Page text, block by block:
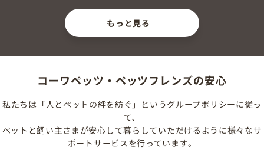
もっと見る
コーワペッツ・ペッツフレンズの安心
私たちは「人とペットの絆を紡ぐ」というグループポリシーに従っ
て、
ペットと飼い主さまが安心して暮らしていただけるように様々なサ
ポートサービスを行っています。